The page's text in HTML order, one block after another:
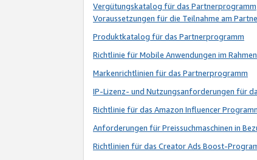
Vergütungskatalog für das Partnerprogramm
Voraussetzungen für die Teilnahme am
Produktkatalog für das Partnerprogramm
Richtlinie für Mobile Anwendungen im
Markenrichtlinien für das Partnerprogramm
IP-Lizenz- und Nutzungsanforderungen für
Richtlinie für das Amazon Influencer
Anforderungen für Preissuchmaschinen in
Richtlinien für das Creator Ads Boost-